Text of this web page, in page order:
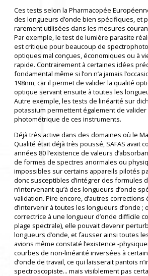
Ces tests selon la Pharmacopée
des longueurs d’onde bien spécifiques, et
rarement utilisées dans les mesures
Par exemple, le test de lumière parasite
est critique pour beaucoup de
optiques mal conçues, économiques ou à
rapide. Contrairement à certaines idées
fondamental même si l’on n’a jamais
198nm, car il permet de valider la qualité
optique servant ensuite à toutes les
Autre exemple, les tests de linéarité sur
potassium permettent également de valider
photométrique de ces instruments.
Déjà très active dans des domaines où le
Qualité était déjà très poussé, SAFAS avait
années 80 l’existence de valeurs
de formes de spectres anormales ou
impossibles sur certains appareils pilotés
donc susceptibles d’intégrer des formules
n’intervenant qu’à des longueurs d’onde
validation. Pire encore, d’autres
d’intervenir à toutes les longueurs d’onde ;
correctrice à une longueur d’onde difficile
plage spectrale), elle pouvait devenir
longueurs d’onde, et fausser ainsi toutes
avions même constaté l’existence -
courbes de non-linéarité inversées à
d’onde de travail, ce qui laisserait pantois
spectroscopiste... mais visiblement pas